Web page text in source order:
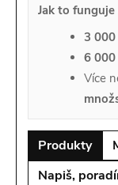
Jak to funguje
3 000
6 000
Více
Produkty
Napiš,